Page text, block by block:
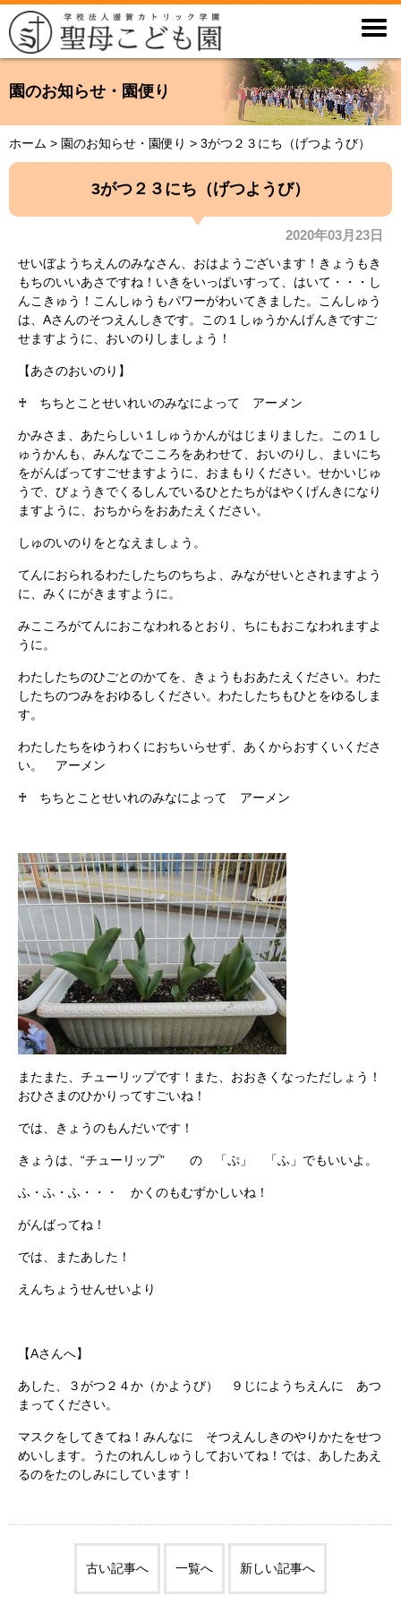

園のお知らせ・園便り
ホーム > 園のお知らせ・園便り > 3がつ２３にち（げつようび）
3がつ２３にち（げつようび）
2020年03月23日
せいぼようちえんのみなさん、おはようございます！きょうもき
もちのいいあさですね！いきをいっぱいすって、はいて・・・し
んこきゅう！こんしゅうもパワーがわいてきました。こんしゅう
は、Aさんのそつえんしきです。この１しゅうかんげんきですご
せますように、おいのりしましょう！
【あさのおいのり】
♰ ちちとことせいれいのみなによって アーメン
かみさま、あたらしい１しゅうかんがはじまりました。この１し
ゅうかんも、みんなでこころをあわせて、おいのりし、まいにち
をがんばってすごせますように、おまもりください。せかいじゅ
うで、びょうきでくるしんでいるひとたちがはやくげんきになり
ますように、おちからをおあたえください。
しゅのいのりをとなえましょう。
てんにおられるわたしたちのちちよ、みながせいとされますよう
に、みくにがきますように。
みこころがてんにおこなわれるとおり、ちにもおこなわれますよ
うに。
わたしたちのひごとのかてを、きょうもおあたえください。わた
したちのつみをおゆるしください。わたしたちもひとをゆるしま
す。
わたしたちをゆうわくにおちいらせず、あくからおすくいくださ
い。 アーメン
♰ ちちとことせいれのみなによって アーメン
またまた、チューリップです！また、おおきくなっただしょう！
おひさまのひかりってすごいね！
では、きょうのもんだいです！
きょうは、“チューリップ” の 「ぷ」 「ふ」でもいいよ。
ふ・ふ・ふ・・・ かくのもむずかしいね！
がんばってね！
では、またあした！
えんちょうせんせいより
【Aさんへ】
あした、３がつ２４か（かようび） ９じにようちえんに あつ
まってください。
マスクをしてきてね！みんなに そつえんしきのやりかたをせつ
めいします。うたのれんしゅうしておいてね！では、あしたあえ
るのをたのしみにしています！
古い記事へ 一覧へ 新しい記事へ